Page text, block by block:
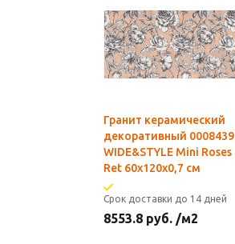
Гранит керамический
декоративный 0008439
WIDE&STYLE Mini Roses
Ret 60x120x0,7 см
Срок доставки до 14 дней
8553.8 руб. /м2